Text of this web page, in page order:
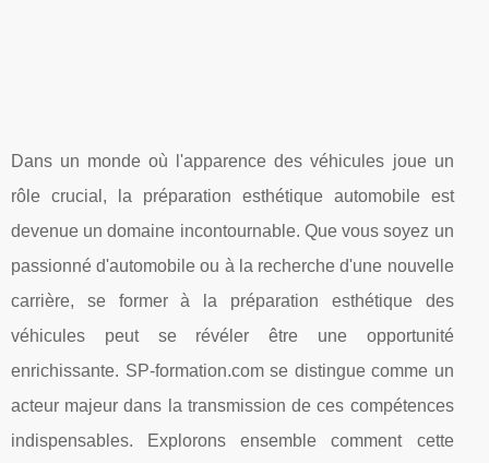
Dans un monde où l'apparence des véhicules joue un
rôle crucial, la préparation esthétique automobile est
devenue un domaine incontournable. Que vous soyez un
passionné d'automobile ou à la recherche d'une nouvelle
carrière, se former à la préparation esthétique des
véhicules peut se révéler être une opportunité
enrichissante. SP-formation.com se distingue comme un
acteur majeur dans la transmission de ces compétences
indispensables. Explorons ensemble comment cette